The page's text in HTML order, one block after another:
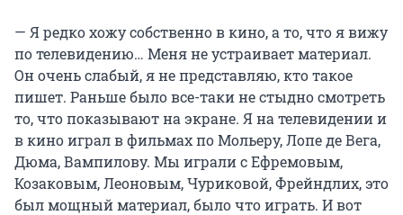
— Я редко хожу собственно в кино, а то, что я вижу
по телевидению… Меня не устраивает материал.
Он очень слабый, я не представляю, кто такое
пишет. Раньше было все-таки не стыдно смотреть
то, что показывают на экране. Я на телевидении и
в кино играл в фильмах по Мольеру, Лопе де Вега,
Дюма, Вампилову. Мы играли с Ефремовым,
Козаковым, Леоновым, Чуриковой, Фрейндлих, это
был мощный материал, было что играть. И вот